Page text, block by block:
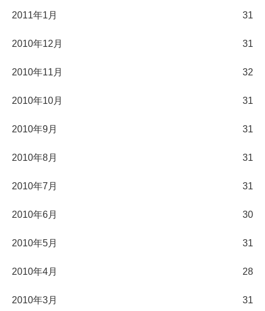
2011年1月 31
2010年12月 31
2010年11月 32
2010年10月 31
2010年9月 31
2010年8月 31
2010年7月 31
2010年6月 30
2010年5月 31
2010年4月 28
2010年3月 31